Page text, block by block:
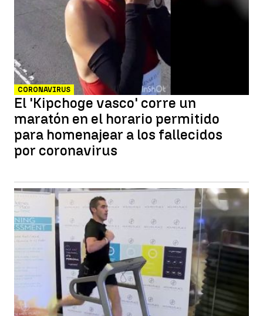
CORONAVIRUS
El 'Kipchoge vasco' corre un
maratón en el horario permitido
para homenajear a los fallecidos
por coronavirus